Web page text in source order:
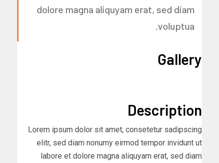
dolore magna aliquyam erat, sed diam
voluptua.
Gallery
Description
Lorem ipsum dolor sit amet, consetetur sadipscing
elitr, sed diam nonumy eirmod tempor invidunt ut
labore et dolore magna aliquyam erat, sed diam